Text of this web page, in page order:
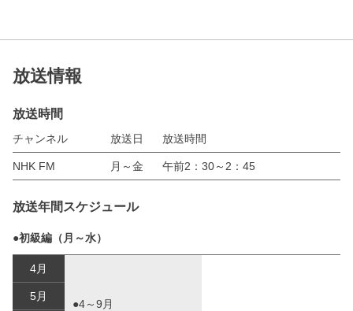
放送情報
放送時間
チャンネル 放送日 放送時間
NHK FM 月～金 午前2：30～2：45
放送年間スケジュール
●初級編（月～水）
4月
●4～9月
5月